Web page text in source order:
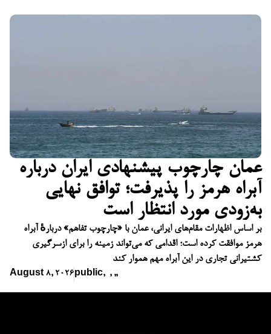
عمان چارچوب پیشنهادی ایران درباره
آبراه هرمز را پذیرفت؛ توافق نهایی
به‌زودی مورد انتظار است
بر اساس اظهارات مقام‌های ایرانی، عمان با «چارچوب تفاهم» دربارهٔ آبراه
هرمز موافقت کرده است؛ اقدامی که می‌تواند زمینه را برای ازسرگیری
کشتیرانی تجاری در این آبراه مهم هموار کند
August 8, 2026 public, ,,,